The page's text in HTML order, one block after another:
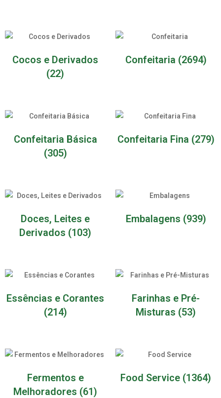
Cocos e Derivados
(22)
Confeitaria (2694)
Confeitaria Básica
(305)
Confeitaria Fina (279)
Doces, Leites e
Derivados (103)
Embalagens (939)
Essências e Corantes
(214)
Farinhas e Pré-
Misturas (53)
Fermentos e
Melhoradores (61)
Food Service (1364)